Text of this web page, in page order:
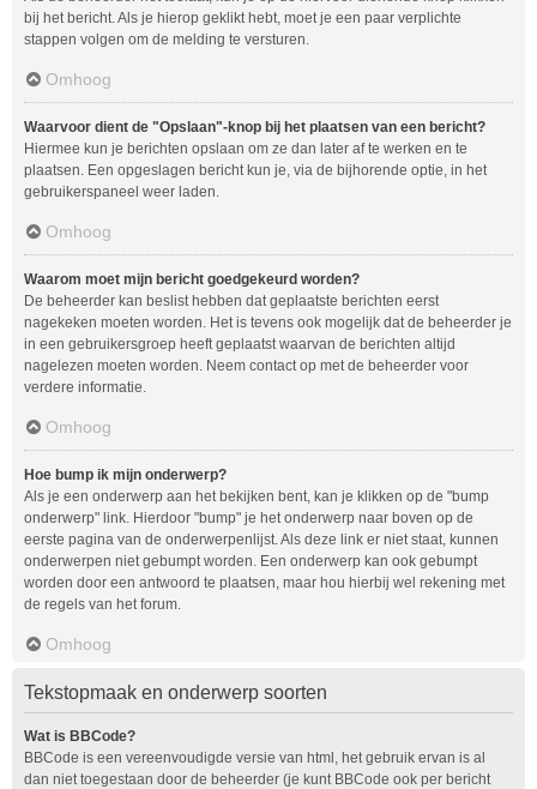
bij het bericht. Als je hierop geklikt hebt, moet je een paar verplichte
stappen volgen om de melding te versturen.
Omhoog
Waarvoor dient de "Opslaan"-knop bij het plaatsen van een bericht?
Hiermee kun je berichten opslaan om ze dan later af te werken en te
plaatsen. Een opgeslagen bericht kun je, via de bijhorende optie, in het
gebruikerspaneel weer laden.
Omhoog
Waarom moet mijn bericht goedgekeurd worden?
De beheerder kan beslist hebben dat geplaatste berichten eerst
nagekeken moeten worden. Het is tevens ook mogelijk dat de beheerder je
in een gebruikersgroep heeft geplaatst waarvan de berichten altijd
nagelezen moeten worden. Neem contact op met de beheerder voor
verdere informatie.
Omhoog
Hoe bump ik mijn onderwerp?
Als je een onderwerp aan het bekijken bent, kan je klikken op de "bump
onderwerp" link. Hierdoor "bump" je het onderwerp naar boven op de
eerste pagina van de onderwerpenlijst. Als deze link er niet staat, kunnen
onderwerpen niet gebumpt worden. Een onderwerp kan ook gebumpt
worden door een antwoord te plaatsen, maar hou hierbij wel rekening met
de regels van het forum.
Omhoog
Tekstopmaak en onderwerp soorten
Wat is BBCode?
BBCode is een vereenvoudigde versie van html, het gebruik ervan is al
dan niet toegestaan door de beheerder (je kunt BBCode ook per bericht